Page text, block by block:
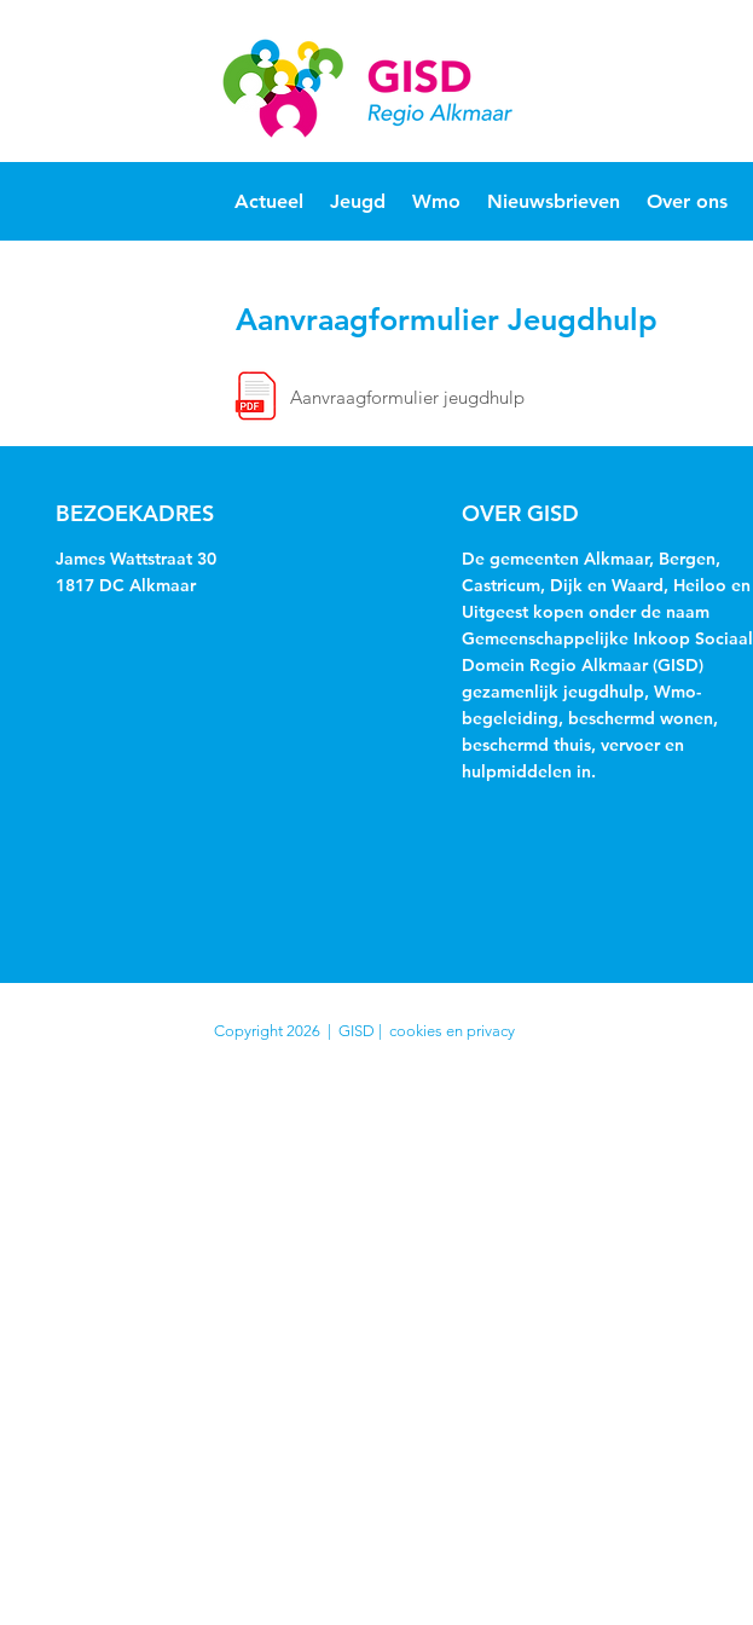
Actueel Jeugd Wmo Nieuwsbrieven Over ons
Aanvraagformulier Jeugdhulp
Aanvraagformulier jeugdhulp
BEZOEKADRES
James Wattstraat 30
1817 DC Alkmaar
OVER GISD
De gemeenten Alkmaar, Bergen,
Castricum, Dijk en Waard, Heiloo en
Uitgeest kopen onder de naam
Gemeenschappelijke Inkoop Sociaal
Domein Regio Alkmaar (GISD)
gezamenlijk jeugdhulp, Wmo-
begeleiding, beschermd wonen,
beschermd thuis, vervoer en
hulpmiddelen in.
Copyright 2026 | GISD | cookies en privacy